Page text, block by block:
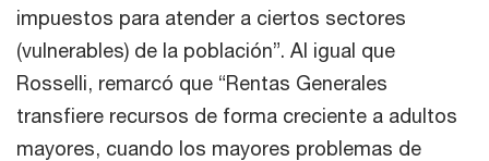
impuestos para atender a ciertos sectores
(vulnerables) de la población”. Al igual que
Rosselli, remarcó que “Rentas Generales
transfiere recursos de forma creciente a adultos
mayores, cuando los mayores problemas de